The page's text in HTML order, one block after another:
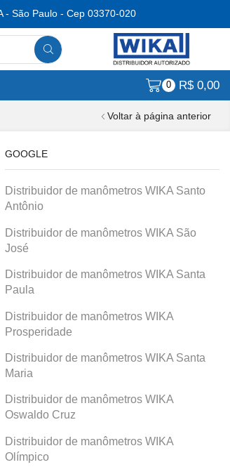
- São Paulo - Cep 03370-020
0 R$0,00
Voltar à página anterior
GOOGLE
Distribuidor de manômetros WIKA Santo
Antônio
Distribuidor de manômetros WIKA São
José
Distribuidor de manômetros WIKA Santa
Paula
Distribuidor de manômetros WIKA
Prosperidade
Distribuidor de manômetros WIKA Santa
Maria
Distribuidor de manômetros WIKA
Oswaldo Cruz
Distribuidor de manômetros WIKA
Olímpico